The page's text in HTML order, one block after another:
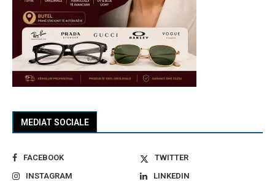
MEDIAT SOCIALE
FACEBOOK
TWITTER
INSTAGRAM
LINKEDIN